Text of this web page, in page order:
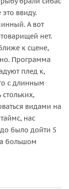
ввиду.
А вот
нет.
к сцене,
Программа
плед к,
с длинным
видами на
нас
было дойти 5
большом